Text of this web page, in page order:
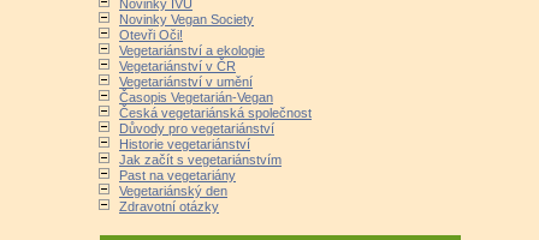
Novinky IVU
Novinky Vegan Society
Otevři Oči!
Vegetariánství a ekologie
Vegetariánství v ČR
Vegetariánství v umění
Časopis Vegetarián-Vegan
Česká vegetariánská společnost
Důvody pro vegetariánství
Historie vegetariánství
Jak začít s vegetariánstvím
Past na vegetariány
Vegetariánský den
Zdravotní otázky